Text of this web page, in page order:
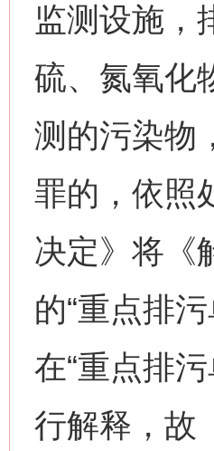
监测设施，
硫、氮氧化
测的污染物
罪的，依照
决定》将《
的“重点排
在“重点排
行解释，故